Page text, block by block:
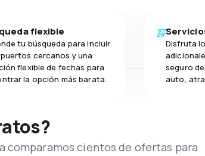
flexible
tu búsqueda para incluir
cercanos y una
flexible de fechas para
la opción más barata.
Disfruta
seguro
auto,
comparamos cientos de ofertas para